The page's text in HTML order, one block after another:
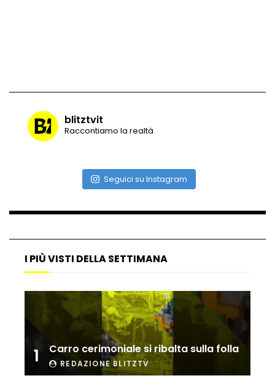
Atterraggio di emergenza tra le auto:
Ucraina, ecco come gli F16 intercettano
Parco divertimenti, attrazione cede
all’improvviso
blitztvit
Raccontiamo la realtà
Seguici su Instagram
I PIÙ VISTI DELLA SETTIMANA
1 Carro cerimoniale si ribalta sulla folla
REDAZIONE BLITZTV